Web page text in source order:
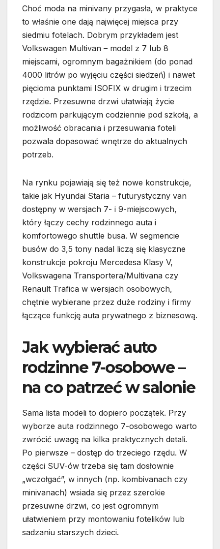
Choć moda na minivany przygasła, w praktyce
to właśnie one dają najwięcej miejsca przy
siedmiu fotelach. Dobrym przykładem jest
Volkswagen Multivan – model z 7 lub 8
miejscami, ogromnym bagażnikiem (do ponad
4000 litrów po wyjęciu części siedzeń) i nawet
pięcioma punktami ISOFIX w drugim i trzecim
rzędzie. Przesuwne drzwi ułatwiają życie
rodzicom parkującym codziennie pod szkołą, a
możliwość obracania i przesuwania foteli
pozwala dopasować wnętrze do aktualnych
potrzeb.
Na rynku pojawiają się też nowe konstrukcje,
takie jak Hyundai Staria – futurystyczny van
dostępny w wersjach 7- i 9-miejscowych,
który łączy cechy rodzinnego auta i
komfortowego shuttle busa. W segmencie
busów do 3,5 tony nadal liczą się klasyczne
konstrukcje pokroju Mercedesa Klasy V,
Volkswagena Transportera/Multivana czy
Renault Trafica w wersjach osobowych,
chętnie wybierane przez duże rodziny i firmy
łączące funkcję auta prywatnego z biznesową.
Jak wybierać auto
rodzinne 7-osobowe –
na co patrzeć w salonie
Sama lista modeli to dopiero początek. Przy
wyborze auta rodzinnego 7-osobowego warto
zwrócić uwagę na kilka praktycznych detali.
Po pierwsze – dostęp do trzeciego rzędu. W
części SUV-ów trzeba się tam dosłownie
„wczołgać”, w innych (np. kombivanach czy
minivanach) wsiada się przez szerokie
przesuwne drzwi, co jest ogromnym
ułatwieniem przy montowaniu fotelików lub
sadzaniu starszych dzieci.